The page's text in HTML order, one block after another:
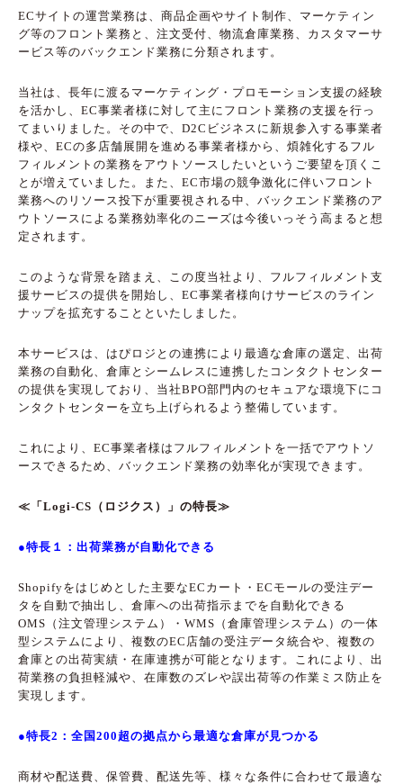
ECサイトの運営業務は、商品企画やサイト制作、マーケティン
グ等のフロント業務と、注文受付、物流倉庫業務、カスタマーサ
ービス等のバックエンド業務に分類されます。
当社は、長年に渡るマーケティング・プロモーション支援の経験
を活かし、EC事業者様に対して主にフロント業務の支援を行っ
てまいりました。その中で、D2Cビジネスに新規参入する事業者
様や、ECの多店舗展開を進める事業者様から、煩雑化するフル
フィルメントの業務をアウトソースしたいというご要望を頂くこ
とが増えていました。また、EC市場の競争激化に伴いフロント
業務へのリソース投下が重要視される中、バックエンド業務のア
ウトソースによる業務効率化のニーズは今後いっそう高まると想
定されます。
このような背景を踏まえ、この度当社より、フルフィルメント支
援サービスの提供を開始し、EC事業者様向けサービスのライン
ナップを拡充することといたしました。
本サービスは、はぴロジとの連携により最適な倉庫の選定、出荷
業務の自動化、倉庫とシームレスに連携したコンタクトセンター
の提供を実現しており、当社BPO部門内のセキュアな環境下にコ
ンタクトセンターを立ち上げられるよう整備しています。
これにより、EC事業者様はフルフィルメントを一括でアウトソ
ースできるため、バックエンド業務の効率化が実現できます。
≪「Logi-CS（ロジクス）」の特長≫
●特長１：出荷業務が自動化できる
Shopifyをはじめとした主要なECカート・ECモールの受注デー
タを自動で抽出し、倉庫への出荷指示までを自動化できる
OMS（注文管理システム）・WMS（倉庫管理システム）の一体
型システムにより、複数のEC店舗の受注データ統合や、複数の
倉庫との出荷実績・在庫連携が可能となります。これにより、出
荷業務の負担軽減や、在庫数のズレや誤出荷等の作業ミス防止を
実現します。
●特長2：全国200超の拠点から最適な倉庫が見つかる
商材や配送費、保管費、配送先等、様々な条件に合わせて最適な